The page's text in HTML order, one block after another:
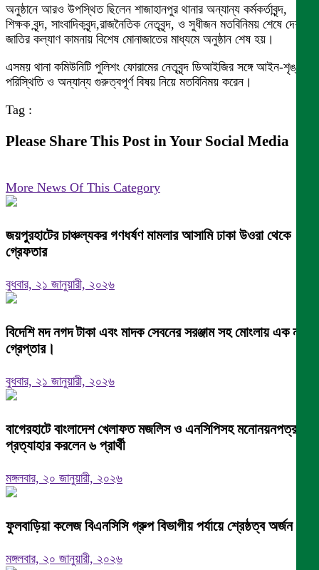
অনুষ্ঠানে আরও উপস্থিত ছিলেন শাজাহানপুর থানার অন্যান্য কর্মকর্তাবৃন্দ,
শিক্ষক বৃন্দ, সাংবাদিকবৃন্দ,রাজনৈতিক নেতৃবৃন্দ, ও সুধীজন মতবিনিময় শেষে দেশ ও
জাতির কল্যাণ কামনায় বিশেষ মোনাজাতের মাধ্যমে অনুষ্ঠান শেষ হয়।
এসময় থানা কমিউনিটি পুলিশং ফোরামের নেতৃবৃন্দ ডিআইজির সঙ্গে আইন-শৃঙ্খলা
পরিস্থিতি ও অন্যান্য গুরুত্বপূর্ণ বিষয় নিয়ে মতবিনিময় করেন।
Tag :
Please Share This Post in Your Social Media
More News Of This Category
জয়পুরহাটের চাঞ্চল্যকর গণধর্ষণ মামলার আসামি ঢাকা উওরা থেকে
গ্রেফতার
বুধবার, ২১ জানুয়ারী, ২০২৬
বিদেশি মদ নগদ টাকা এবং মাদক সেবনের সরঞ্জাম সহ মোংলায় এক নারী
গ্রেপ্তার।
বুধবার, ২১ জানুয়ারী, ২০২৬
বাগেরহাটে বাংলাদেশ খেলাফত মজলিস ও এনসিপিসহ মনোনয়নপত্র
প্রত্যাহার করলেন ৬ প্রার্থী
মঙ্গলবার, ২০ জানুয়ারী, ২০২৬
ফুলবাড়িয়া কলেজ বিএনসিসি গ্রুপ বিভাগীয় পর্যায়ে শ্রেষ্ঠত্ব অর্জন।
মঙ্গলবার, ২০ জানুয়ারী, ২০২৬